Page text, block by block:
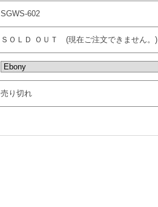
SGWS-602
ＳＯＬＤ ＯＵＴ (現在ご注文できません。)
売り切れ